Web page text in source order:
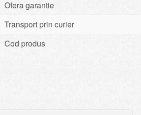
Ofera garantie
Transport prin curier
Cod produs